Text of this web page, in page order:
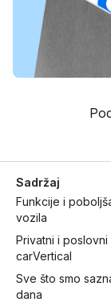
Sadržaj
Funkcije i
vozila
Privatni i
carVertical
Sve što smo
dana